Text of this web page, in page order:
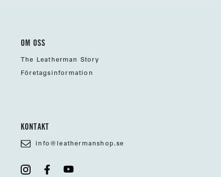
OM OSS
The Leatherman Story
Företagsinformation
KONTAKT
info@leathermanshop.se